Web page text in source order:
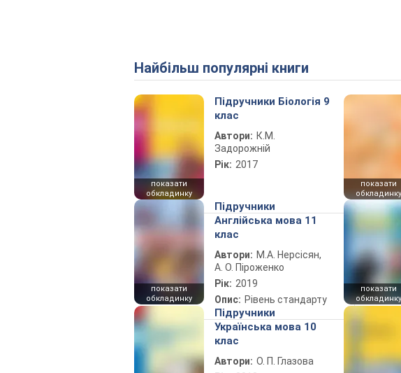
Найбільш популярні книги
показати
обкладинку
Підручники Біологія 9
клас
Автори: К.М.
Задорожній
Рік: 2017
показати
обкладинку
показати
обкладинку
Підручники
Англійська мова 11
клас
Автори: М.А. Нерсісян,
А. О. Піроженко
Рік: 2019
Опис: Рівень стандарту
показати
обкладинку
Підручники
Українська мова 10
клас
Автори: О. П. Глазова